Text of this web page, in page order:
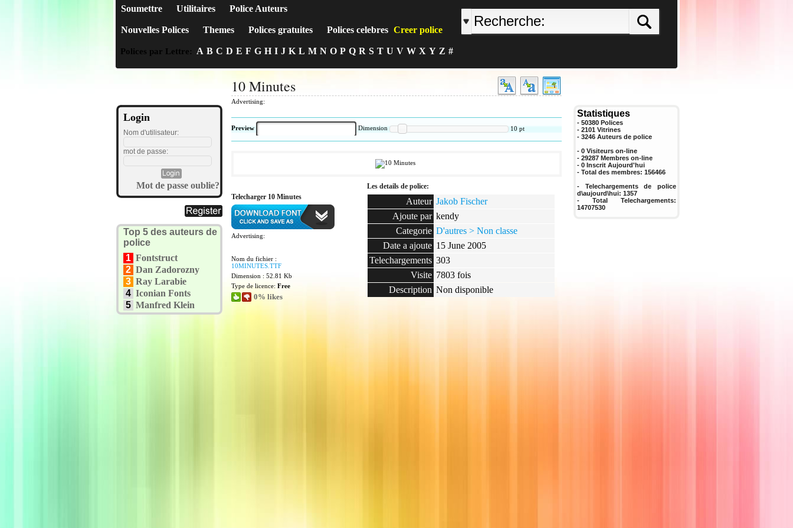
Soumettre Utilitaires Police Auteurs
Nouvelles Polices Themes Polices gratuites Polices celebres Creer police
Polices par Lettre: A B C D E F G H I J K L M N O P Q R S T U V W X Y Z #
Login
Nom d'utilisateur:
mot de passe:
Mot de passe oublie?
Top 5 des auteurs de
police
1 Fontstruct
2 Dan Zadorozny
3 Ray Larabie
4 Iconian Fonts
5 Manfred Klein
10 Minutes
Advertising:
Preview Dimension 10 pt
Telecharger 10 Minutes
Advertising:
Nom du fichier :
10MINUTES.TTF
Dimension : 52.81 Kb
Type de licence: Free
0% likes
Les details de police:
Auteur Jakob Fischer
Ajoute par kendy
Categorie D'autres > Non classe
Date a ajoute 15 June 2005
Telechargements 303
Visite 7803 fois
Description Non disponible
Statistiques
- 50380 Polices
- 2101 Vitrines
- 3246 Auteurs de police
- 0 Visiteurs on-line
- 29287 Membres on-line
- 0 Inscrit Aujourd'hui
- Total des membres: 156466
- Telechargements de police
d\aujourd\hui: 1357
- Total Telechargements:
14707530